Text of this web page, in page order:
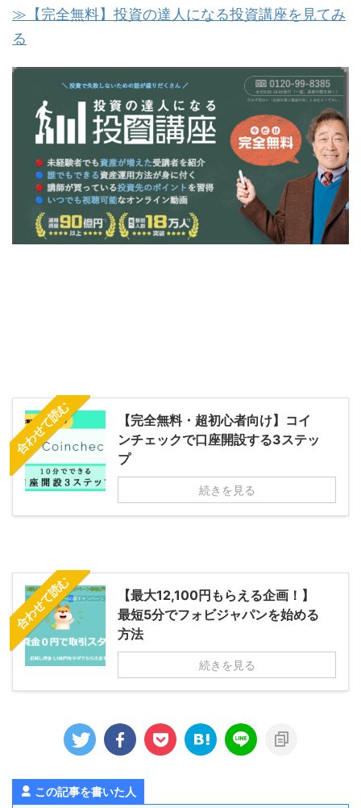
≫【完全無料】投資の達人になる投資講座を見てみ
る
合わせて読む
【完全無料・超初心者向け】コイ
ンチェックで口座開設する3ステッ
プ
続きを見る
合わせて読む
【最大12,100円もらえる企画！】
最短5分でフォビジャパンを始める
方法
続きを見る
この記事を書いた人